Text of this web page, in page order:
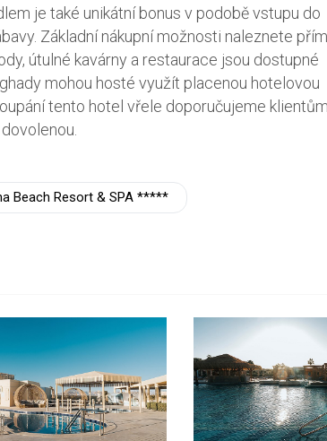
je také unikátní bonus v podobě vstupu do
Základní nákupní možnosti naleznete
útulné kavárny a restaurace jsou dostupné
mohou hosté využít placenou hotelovou
tento hotel vřele doporučujeme
Beach Resort & SPA *****